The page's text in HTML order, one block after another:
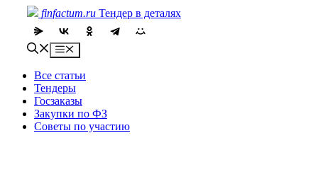
content
finfactum.ru Тендер в деталях
Menu
Все статьи
Тендеры
Госзаказы
Закупки по ФЗ
Советы по участию